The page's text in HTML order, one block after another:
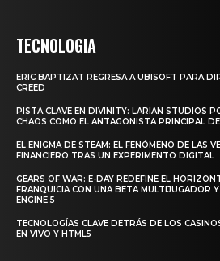
TECNOLOGIA
ERIC BAPTIZAT REGRESA A UBISOFT PARA
CREED
PISTA CLAVE EN DIVINITY: LARIAN STUDIOS
CHAOS COMO EL ANTAGONISTA PRINCIPAL
EL ENIGMA DE STEAM: EL FENÓMENO DE LAS
FINANCIERO TRAS UN EXPERIMENTO DIGITAL
GEARS OF WAR: E-DAY REDEFINE EL
FRANQUICIA CON UNA BETA MULTIJUGADOR
ENGINE 5
TECNOLOGÍAS CLAVE DETRÁS DE LOS
EN VIVO Y HTML5